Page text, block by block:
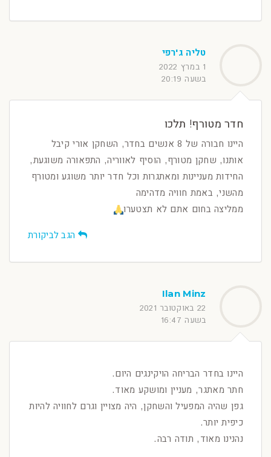
טליה ג'רפי
1 במרץ 2022
בשעה 20:19
חדר מטורף! תלכו
היינו חבורה של 8 אנשים בחדר, השחקן אורי קיבל
אותנו, שחקן מטורף, הוסיף לאווריה, התפאורה משוגעת,
החידות מעניינות ומאתגרות וכל חדר יותר משוגע ומטורף
מהשני, באמת חוויה מדהימה
ממליצה בחום אתם לא תצטערו
הגב לביקורת
Ilan Minz
22 באוקטובר 2021
בשעה 16:47
היינו בחדר הבריחה הויקינגים היום.
חתר מאתגר, מעניין ומושקע מאוד.
גפן שהיה המפעיל והשחקן, היה מצויין וגרם לחוויה להיות
כיפית יותר.
נהנינו מאוד, תודה רבה.